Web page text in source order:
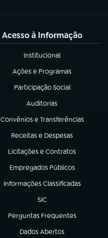
Acesso à Informação
Institucional
(abre em nova aba)
Ações e Programas
(abre em nova aba)
Participação Social
(abre em nova aba)
Auditorias
(abre em nova aba)
Convênios e Transferências
(abre em nova aba)
Receitas e Despesas
(abre em nova aba)
Licitações e Contratos
(abre em nova aba)
Empregados Públicos
(abre em nova aba)
Informações Classificadas
(abre em nova aba)
SIC
(abre em nova aba)
Perguntas Frequentes
(abre em nova aba)
Dados Abertos
(abre em nova aba)